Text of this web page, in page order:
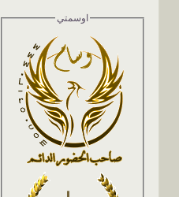
اوسمتي